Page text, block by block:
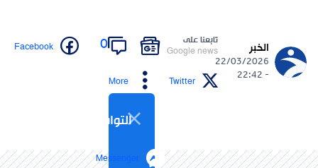
الخبر
22/03/2026
- 22:42
تابعنا على
Google news
0
Facebook
Twitter
More
التواصل الاجتماعي
Messenger